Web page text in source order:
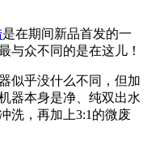
是在期间新品首发的一
与众不同的是在这儿！
乎没什么不同，但加
器本身是净、纯双出水
洗，再加上3:1的微废